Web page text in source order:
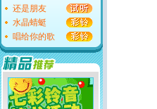
还是朋友
水晶蜻蜓
唱给你的歌